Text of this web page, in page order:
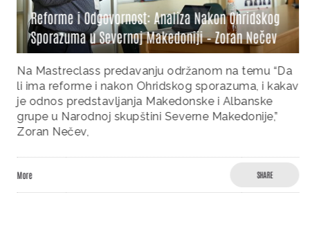
Reforme i Odgovornost: Analiza Nakon Ohridskog
Sporazuma u Severnoj Makedoniji – Zoran Nečev
Na Mastreclass predavanju održanom na temu “Da
li ima reforme i nakon Ohridskog sporazuma, i kakav
je odnos predstavljanja Makedonske i Albanske
grupe u Narodnoj skupštini Severne Makedonije,”
Zoran Nečev,
More SHARE